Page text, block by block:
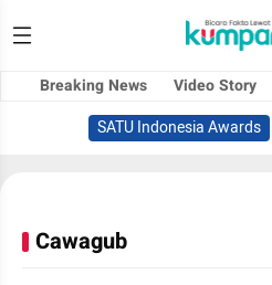
Breaking News Video Story
SATU Indonesia Awards
Cawagub